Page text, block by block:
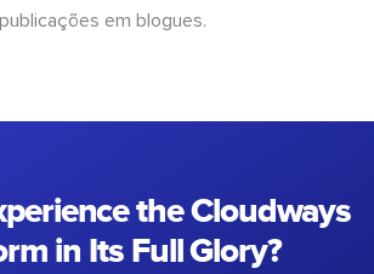
publicações em blogues.
the Cloudways
in Its Full Glory?